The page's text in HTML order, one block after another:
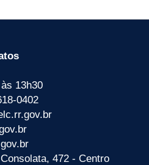
13h30
0402
472 - Centro